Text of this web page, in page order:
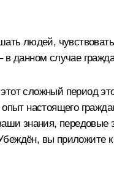
людей,
в данном случае
сложный период
настоящего
знания, передовые
вы приложите